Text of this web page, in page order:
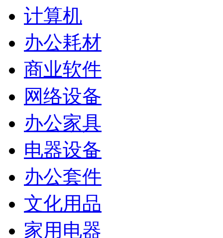
计算机
办公耗材
商业软件
网络设备
办公家具
电器设备
办公套件
文化用品
家用电器